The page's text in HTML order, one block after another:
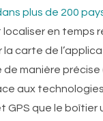
plus de 200
localiser en temps
la carte de
de manière précise
aux
GPS que le boîtier